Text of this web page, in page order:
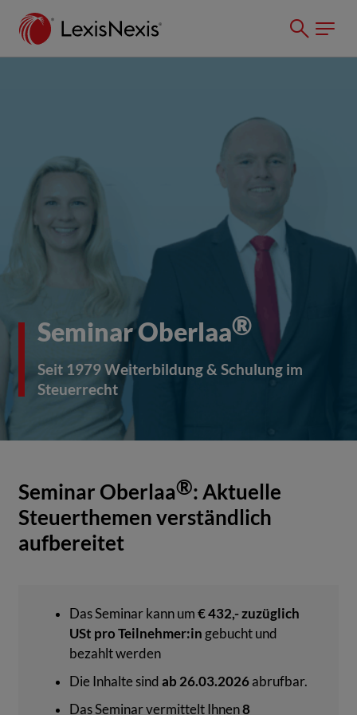
Seminar Oberlaa®
Seit 1979 Weiterbildung & Schulung im
Steuerrecht
Seminar Oberlaa®: Aktuelle
Steuerthemen verständlich
aufbereitet
Das Seminar kann um€ 432,- zuzüglich
USt pro Teilnehmer:in gebucht und
bezahlt werden
Die Inhalte sindab 26.03.2026 abrufbar.
Das Seminar vermittelt Ihnen8